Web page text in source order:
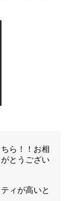
ら！！お相
とうござい
ィが高いと